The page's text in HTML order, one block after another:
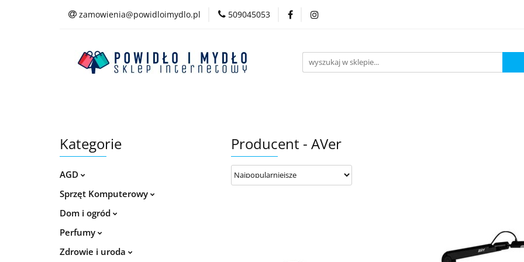
zamowienia@powidloimydlo.pl 509045053
Kategorie
AGD
Sprzęt Komputerowy
Dom i ogród
Perfumy
Zdrowie i uroda
Producent - AVer